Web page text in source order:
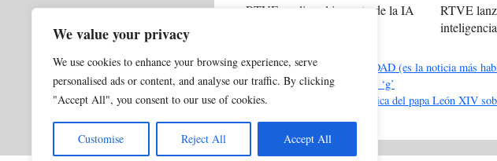
We value your privacy
We use cookies to enhance your browsing experience, serve
personalised ads or content, and analyse our traffic. By clicking
"Accept All", you consent to our use of cookies.
Customise Reject All Accept All
RTVE analiza el impacto de la IA
RTVE
Categorías
0 NORMAL ACTUALIDAD (es la noticia más
Inteligencia Artificial con ‘g’
Por qué la primera encíclica del papa León XIV